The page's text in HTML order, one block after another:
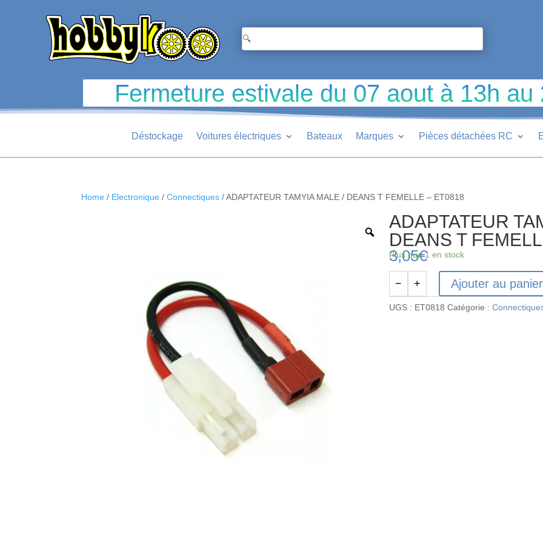
Fermeture estivale du 07 aout à 13h au
Déstockage Voitures électriques Bateaux Marques Pièces détachées RC
Home / Electronique /Connectiques / ADAPTATEUR TAMYIA MALE / DEANS T FEMELLE – ET0818
ADAPTATEUR
DEANS T
3,05€
Plus que 1 en stock
quantité
de
− + Ajouter au panier
UGS : ET0818 Catégorie :